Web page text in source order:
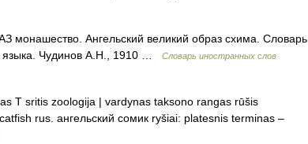
Ангельский великий образ схима. Словарь
языка. Чудинов А.Н., 1910 …
Словарь иностранных слов
T sritis zoologija | vardynas taksono rangas rūšis
rus. ангельский сомик ryšiai: platesnis terminas –